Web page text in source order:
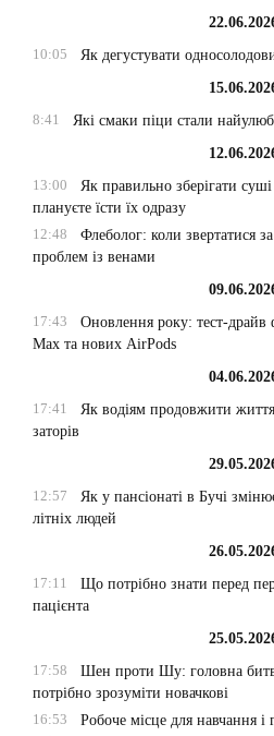
10:05
Як дегустувати
8:41
Які смаки піци стали
13:00
Як правильно зберігати
плануєте їсти їх одразу
12:48
Флеболог: коли звертатися
проблем із венами
17:43
Оновлення року: тест-драйв
Max та нових AirPods
17:41
Як водіям продовжити
заторів
12:57
Як у пансіонаті в Бучі
літніх людей
17:11
Що потрібно знати перед
пацієнта
17:58
Шен проти Шу: головна
потрібно зрозуміти новачкові
16:53
Робоче місце для навчання